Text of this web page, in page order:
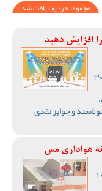
مجموعا 7 ردیف یافت شد
افزایش دهید
و جوایز نقدی
هواداری مس